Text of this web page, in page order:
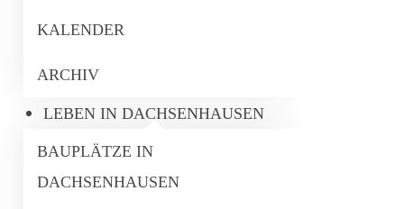
KALENDER
ARCHIV
LEBEN IN DACHSENHAUSEN
BAUPLÄTZE IN
DACHSENHAUSEN